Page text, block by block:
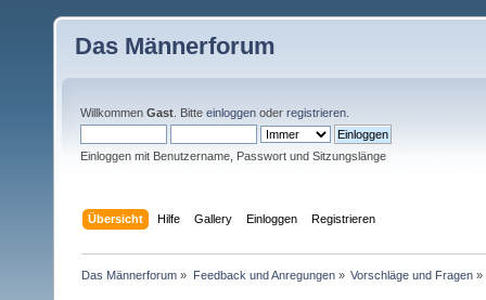
Das Männerforum
Willkommen Gast . Bitte einloggen oder registrieren
Einloggen mit Benutzername, Passwort und Sitzungslänge
Übersicht Hilfe Gallery Einloggen Registrieren
Das Männerforum » Feedback und Anregungen» Vorschläge und Fragen»